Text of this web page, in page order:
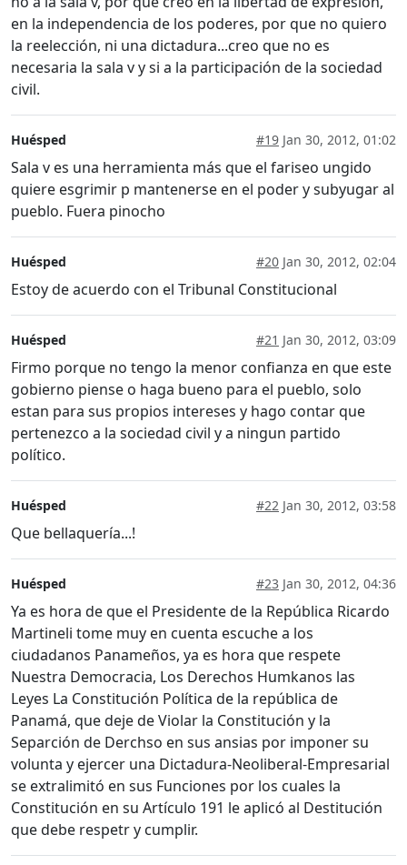
en la independencia de los poderes, por que no quiero
la reelección, ni una dictadura...creo que no es
necesaria la sala v y si a la participación de la sociedad
civil.
Huésped #19 Jan 30, 2012, 01:02
Sala v es una herramienta más que el fariseo ungido
quiere esgrimir p mantenerse en el poder y subyugar al
pueblo. Fuera pinocho
Huésped #20 Jan 30, 2012, 02:04
Estoy de acuerdo con el Tribunal Constitucional
Huésped #21 Jan 30, 2012, 03:09
Firmo porque no tengo la menor confianza en que este
gobierno piense o haga bueno para el pueblo, solo
estan para sus propios intereses y hago contar que
pertenezco a la sociedad civil y a ningun partido
político.
Huésped #22 Jan 30, 2012, 03:58
Que bellaquería...!
Huésped #23 Jan 30, 2012, 04:36
Ya es hora de que el Presidente de la República Ricardo
Martineli tome muy en cuenta escuche a los
ciudadanos Panameños, ya es hora que respete
Nuestra Democracia, Los Derechos Humkanos las
Leyes La Constitución Política de la república de
Panamá, que deje de Violar la Constitución y la
Separción de Derchso en sus ansias por imponer su
volunta y ejercer una Dictadura-Neoliberal-Empresarial
se extralimitó en sus Funciones por los cuales la
Constitución en su Artículo 191 le aplicó al Destitución
que debe respetr y cumplir.